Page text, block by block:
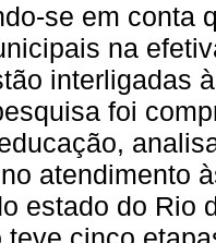
se em conta
na
interligadas
foi
atendimento
estado do Rio